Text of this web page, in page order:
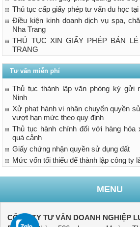
Thủ tục cấp giấy phép tư vấn du học
Điều kiện kinh doanh dịch vụ spa,
Nha Trang
THỦ TỤC XIN GIẤY PHÉP BÁN
TRANG
Tư vấn miễn phí
Thủ tục thành lập văn phòng ký gửi
Ninh
Xử phạt hành vi nhận chuyển quyền
vượt hạn mức theo quy định
Thủ tục hành chính đối với hàng hóa
quá cảnh
Giấy chứng nhận quyền sử dụng đất
Mức vốn tối thiểu để thành lập công ty
MENU
CÔNG TY TƯ VẤN DOANH NGHIỆP